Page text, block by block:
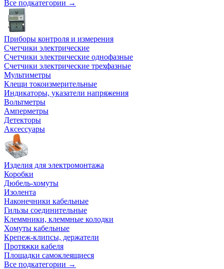
Все подкатегории →
Приборы контроля и измерения
Счетчики электрические
Счетчики электрические однофазные
Счетчики электрические трехфазные
Мультиметры
Клещи токоизмерительные
Индикаторы, указатели напряжения
Вольтметры
Амперметры
Детекторы
Аксессуары
Изделия для электромонтажа
Коробки
Дюбель-хомуты
Изолента
Наконечники кабельные
Гильзы соединительные
Клеммники, клеммные колодки
Хомуты кабельные
Крепеж-клипсы, держатели
Протяжки кабеля
Площадки самоклеящиеся
Все подкатегории →